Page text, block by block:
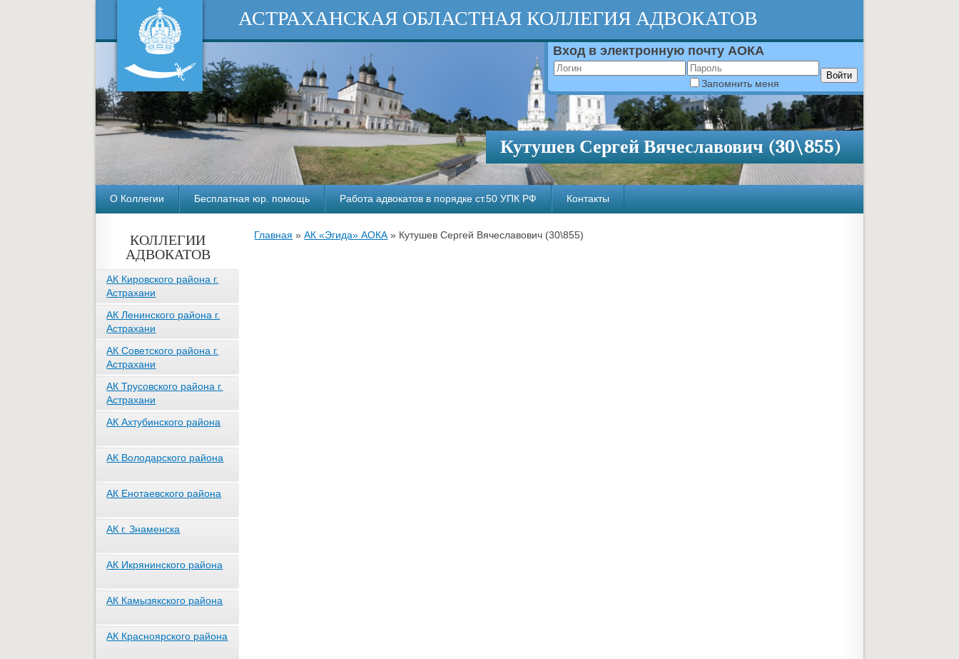
АСТРАХАНСКАЯ ОБЛАСТНАЯ КОЛЛЕГИЯ АДВОКАТОВ
Вход в электронную почту АОКА
Запомнить меня
Кутушев Сергей Вячеславович (30\855)
О Коллегии Бесплатная юр. помощь Работа адвокатов в порядке ст.50 УПК РФ Контакты
КОЛЛЕГИИ
АДВОКАТОВ
АК Кировского района г.
Астрахани
АК Ленинского района г.
Астрахани
АК Советского района г.
Астрахани
АК Трусовского района г.
Астрахани
АК Ахтубинского района
АК Володарского района
АК Енотаевского района
АК г. Знаменска
АК Икрянинского района
АК Камызякского района
АК Красноярского района
Главная »АК «Эгида» АОКА » Кутушев Сергей Вячеславович (30\855)